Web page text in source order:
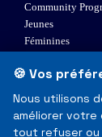
Community
Jeunes
Féminines
Elite 1
© Toulouse
🍪 Vos
Nous utilisons
améliorer
tout refuser ou